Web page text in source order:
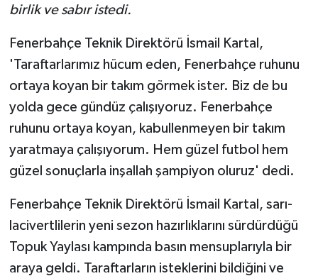
birlik ve sabır istedi.
Fenerbahçe Teknik Direktörü İsmail Kartal,
'Taraftarlarımız hücum eden, Fenerbahçe ruhunu
ortaya koyan bir takım görmek ister. Biz de bu
yolda gece gündüz çalışıyoruz. Fenerbahçe
ruhunu ortaya koyan, kabullenmeyen bir takım
yaratmaya çalışıyorum. Hem güzel futbol hem
güzel sonuçlarla inşallah şampiyon oluruz' dedi.
Fenerbahçe Teknik Direktörü İsmail Kartal, sarı-
lacivertlilerin yeni sezon hazırlıklarını sürdürdüğü
Topuk Yaylası kampında basın mensuplarıyla bir
araya geldi. Taraftarların isteklerini bildiğini ve